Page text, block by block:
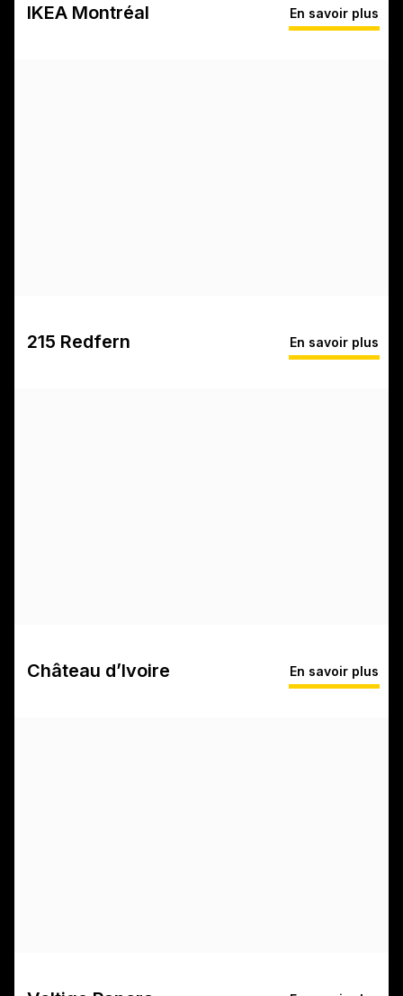
IKEA Montréal En savoir plus
215 Redfern En savoir plus
Château d’Ivoire En savoir plus